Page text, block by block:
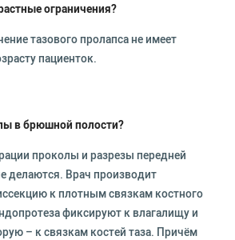
ограничения?
тазового пролапса не имеет
пациенток.
в брюшной полости?
проколы и разрезы передней
делаются. Врач производит
к плотным связкам костного
фиксируют к влагалищу и
– к связкам костей таза. Причём